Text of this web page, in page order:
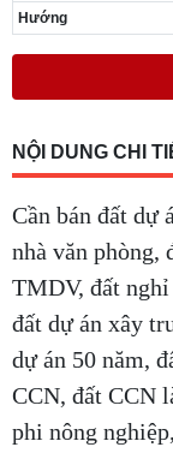
Cần thuê
Cần thuê MBKD
Cần thuê
Cần thuê MBKD
Cần thuê MBKD
Cần thuê MBKD
Cần thuê MBKD
Hướng
NỘI DUNG CHI
Cần bán đất dự
nhà văn phòng,
TMDV, đất nghỉ
đất dự án xây
dự án 50 năm,
CCN, đất CCN
phi nông